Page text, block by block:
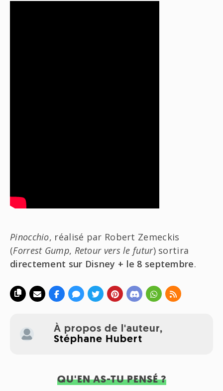
Pinocchio, réalisé par Robert Zemeckis
(Forrest Gump, Retour vers le futur) sortira
directement sur Disney + le 8 septembre.
À propos de l'auteur,
Stéphane Hubert
QU'EN AS-TU PENSÉ ?